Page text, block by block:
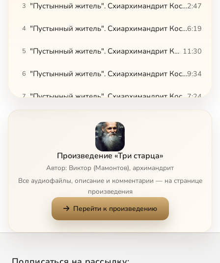
3 "Пустынный житель". Схиархимандрит Косма (Смирнов). Валаам2:47
4 "Пустынный житель". Схиархимандрит Косма (Смирнов). Из монастыря в мир6:19
5 "Пустынный житель". Схиархимандрит Косма (Смирнов). В Латвии 11:30
6 "Пустынный житель". Схиархимандрит Косма (Смирнов). Духовничество о. Кирилла9:34
7 "Пустынный житель". Схиархимандрит Косма (Смирнов). Пустынька и мир7:24
7:34
13 "Отец Пустыни". Архимандрит Таврион (Батозский). Часть 2 11:47
Произведение «Три старца»
Автор: Виктор (Мамонтов), архимандрит
Все аудиофайлы, описание и комментарии — на странице
произведения
Перейти к произведению